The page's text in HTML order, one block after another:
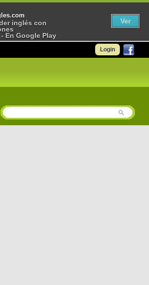
Login
inglés con
En Google Play
Ver